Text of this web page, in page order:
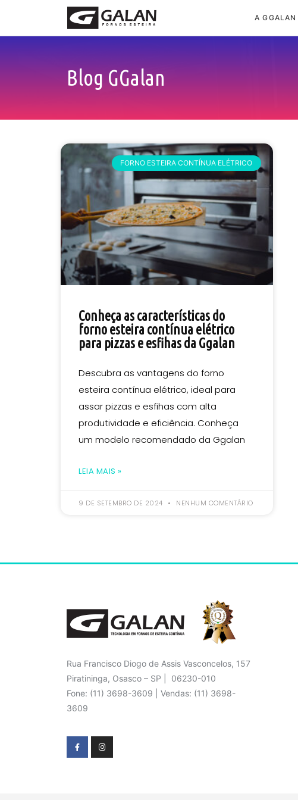
A GGALAN
Blog GGalan
FORNO ESTEIRA CONTÍNUA ELÉTRICO
Conheça as características do
forno esteira contínua elétrico
para pizzas e esfihas da Ggalan
Descubra as vantagens do forno
esteira contínua elétrico, ideal para
assar pizzas e esfihas com alta
produtividade e eficiência. Conheça
um modelo recomendado da Ggalan
LEIA MAIS »
9 DE SETEMBRO DE 2024 NENHUM COMENTÁRIO
Rua Francisco Diogo de Assis Vasconcelos, 157
Piratininga, Osasco – SP | 06230-010
Fone: (11) 3698-3609 | Vendas: (11) 3698-
3609